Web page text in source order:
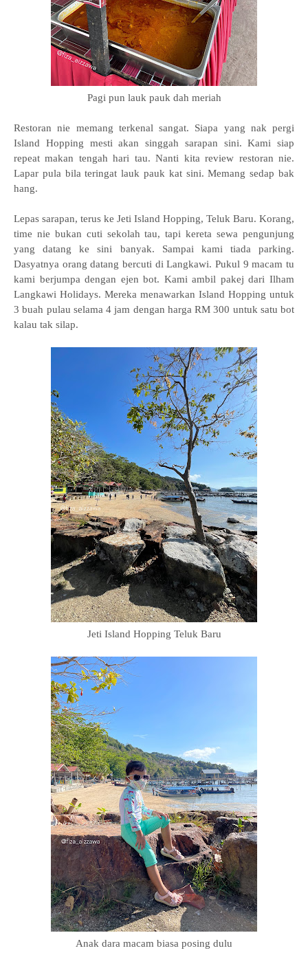
Pagi pun lauk pauk dah meriah
Restoran nie memang terkenal sangat. Siapa yang nak pergi
Island Hopping mesti akan singgah sarapan sini. Kami siap
repeat makan tengah hari tau. Nanti kita review restoran nie.
Lapar pula bila teringat lauk pauk kat sini. Memang sedap bak
hang.
Lepas sarapan, terus ke Jeti Island Hopping, Teluk Baru. Korang,
time nie bukan cuti sekolah tau, tapi kereta sewa pengunjung
yang datang ke sini banyak. Sampai kami tiada parking.
Dasyatnya orang datang bercuti di Langkawi. Pukul 9 macam tu
kami berjumpa dengan ejen bot. Kami ambil pakej dari Ilham
Langkawi Holidays. Mereka menawarkan Island Hopping untuk
3 buah pulau selama 4 jam dengan harga RM 300 untuk satu bot
kalau tak silap.
Jeti Island Hopping Teluk Baru
Anak dara macam biasa posing dulu